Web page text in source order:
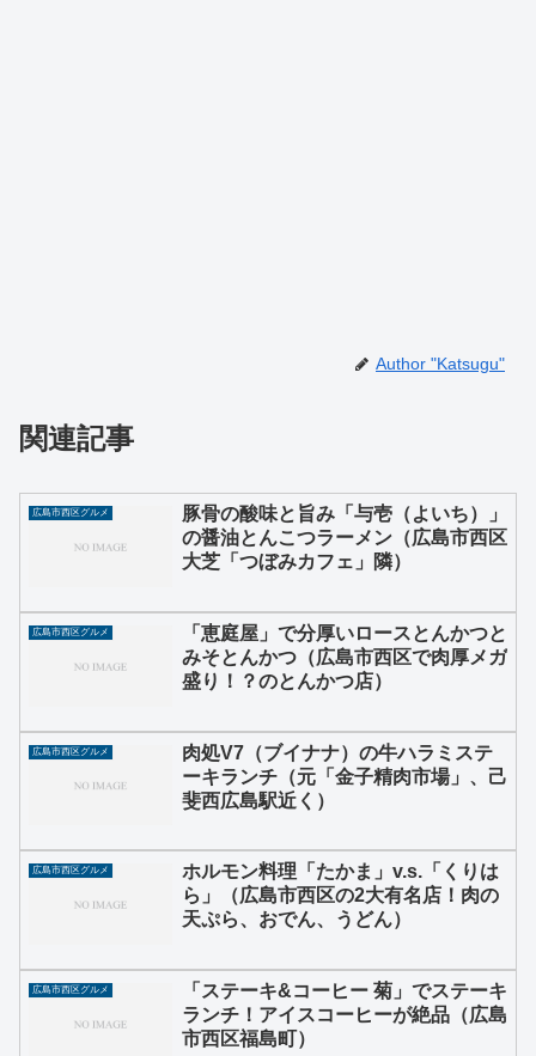
Author "Katsugu"
関連記事
広島市西区グルメ
豚骨の酸味と旨み「与壱（よいち）」
の醤油とんこつラーメン（広島市西区
大芝「つぼみカフェ」隣）
広島市西区グルメ
「恵庭屋」で分厚いロースとんかつと
みそとんかつ（広島市西区で肉厚メガ
盛り！？のとんかつ店）
広島市西区グルメ
肉処V7（ブイナナ）の牛ハラミステ
ーキランチ（元「金子精肉市場」、己
斐西広島駅近く）
広島市西区グルメ
ホルモン料理「たかま」v.s.「くりは
ら」（広島市西区の2大有名店！肉の
天ぷら、おでん、うどん）
広島市西区グルメ
「ステーキ&コーヒー 菊」でステーキ
ランチ！アイスコーヒーが絶品（広島
市西区福島町）